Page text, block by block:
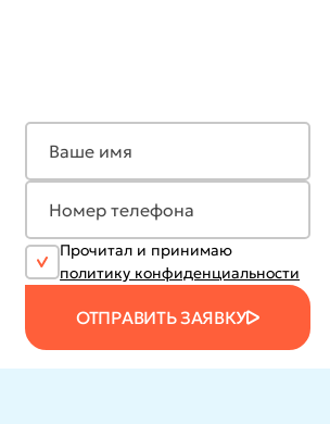
Прочитал и принимаю
политику конфиденциальности
ОТПРАВИТЬ ЗАЯВКУ